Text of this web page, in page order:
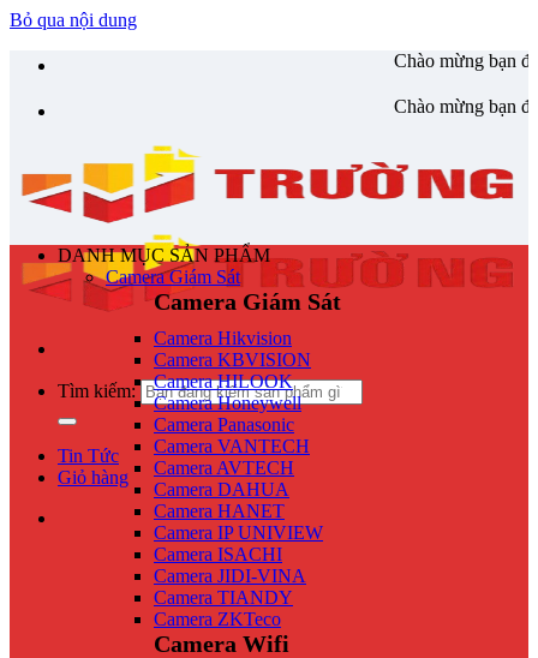
Bỏ qua nội dung
Chào mừng bạn đến với
Chào mừng bạn đến với
Tìm kiếm:
Tin Tức
Giỏ hàng
DANH MỤC SẢN PHẨM
Camera Giám Sát
Camera Giám Sát
Camera Hikvision
Camera KBVISION
Camera HILOOK
Camera Honeywell
Camera Panasonic
Camera VANTECH
Camera AVTECH
Camera DAHUA
Camera HANET
Camera IP UNIVIEW
Camera ISACHI
Camera JIDI-VINA
Camera TIANDY
Camera ZKTeco
Camera Wifi